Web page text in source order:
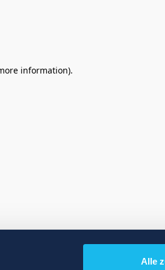
Alle
information).